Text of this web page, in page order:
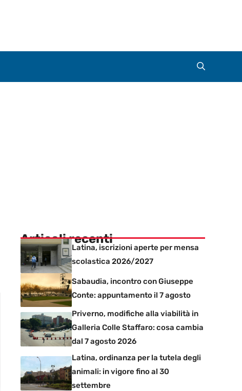
Articoli recenti
Latina, iscrizioni aperte per mensa
scolastica 2026/2027
Sabaudia, incontro con Giuseppe
Conte: appuntamento il 7 agosto
Priverno, modifiche alla viabilità in
Galleria Colle Staffaro: cosa cambia
dal 7 agosto 2026
Latina, ordinanza per la tutela degli
animali: in vigore fino al 30
settembre